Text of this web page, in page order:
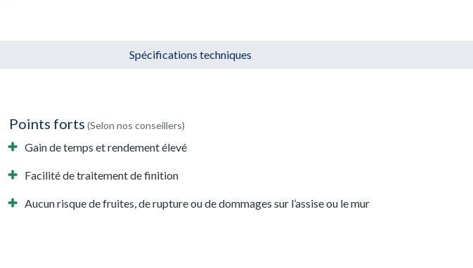
Spécifications techniques
Points forts (Selon nos conseillers)
Gain de temps et rendement élevé
Facilité de traitement de finition
Aucun risque de fruites, de rupture ou de dommages sur l’assise ou le mur